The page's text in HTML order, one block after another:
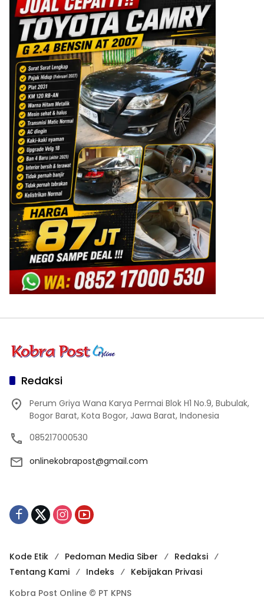
Redaksi
Perum Griya Wana Karya Permai Blok H1 No.9, Bubulak,
Bogor Barat, Kota Bogor, Jawa Barat, Indonesia
085217000530
onlinekobrapost@gmail.com
Kode Etik Pedoman Media Siber
Redaksi
Tentang Kami
Indeks
Kebijakan Privasi
Kobra Post Online © PT KPNS